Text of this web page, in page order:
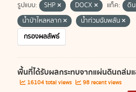
รูปแบบ: SHP DOCX แท็ค:
ดิ
น้ำป่าไหลหลาก
น้ำท่วมฉับพลัน
กรองผลลัพธ์
พื้นที่ได้รับผลกระทบจากแผ่นดินถล่มแ
16104 total views 98 recent views